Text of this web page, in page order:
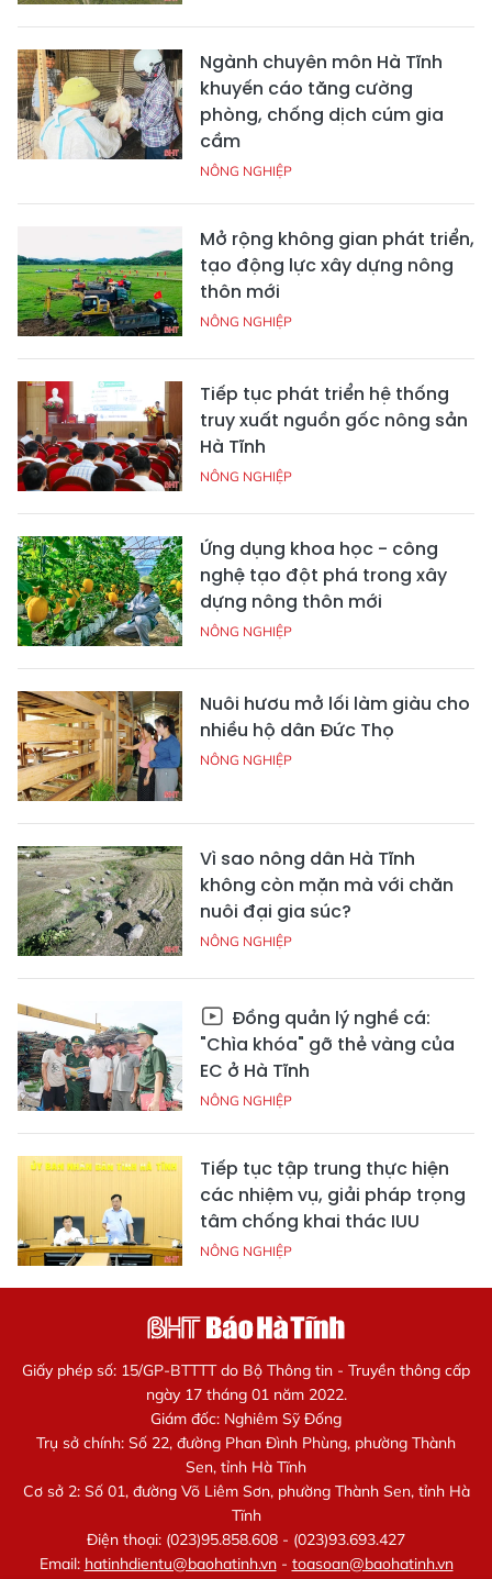
Ngành chuyên môn Hà Tĩnh
khuyến cáo tăng cường
phòng, chống dịch cúm gia
cầm
NÔNG NGHIỆP
Mở rộng không gian phát triển,
tạo động lực xây dựng nông
thôn mới
NÔNG NGHIỆP
Tiếp tục phát triển hệ thống
truy xuất nguồn gốc nông sản
Hà Tĩnh
NÔNG NGHIỆP
Ứng dụng khoa học - công
nghệ tạo đột phá trong xây
dựng nông thôn mới
NÔNG NGHIỆP
Nuôi hươu mở lối làm giàu cho
nhiều hộ dân Đức Thọ
NÔNG NGHIỆP
Vì sao nông dân Hà Tĩnh
không còn mặn mà với chăn
nuôi đại gia súc?
NÔNG NGHIỆP
Đồng quản lý nghề cá:
"Chìa khóa" gỡ thẻ vàng của
EC ở Hà Tĩnh
NÔNG NGHIỆP
Tiếp tục tập trung thực hiện
các nhiệm vụ, giải pháp trọng
tâm chống khai thác IUU
NÔNG NGHIỆP
Giấy phép số: 15/GP-BTTTT do Bộ Thông tin - Truyền thông cấp
ngày 17 tháng 01 năm 2022.
Giám đốc: Nghiêm Sỹ Đống
Trụ sở chính: Số 22, đường Phan Đình Phùng, phường Thành
Sen, tỉnh Hà Tĩnh
Cơ sở 2: Số 01, đường Võ Liêm Sơn, phường Thành Sen, tỉnh Hà
Tĩnh
Điện thoại: (023)95.858.608 - (023)93.693.427
Email: hatinhdientu@baohatinh.vn- toasoan@baohatinh.vn